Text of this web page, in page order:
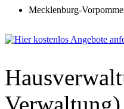
Mecklenburg-